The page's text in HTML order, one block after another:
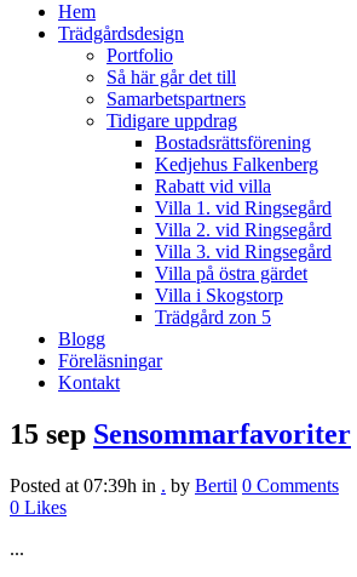
Hem
Trädgårdsdesign
Portfolio
Så här går det till
Samarbetspartners
Tidigare uppdrag
Bostadsrättsförening
Kedjehus Falkenberg
Rabatt vid villa
Villa 1. vid Ringsegård
Villa 2. vid Ringsegård
Villa 3. vid Ringsegård
Villa på östra gärdet
Villa i Skogstorp
Trädgård zon 5
Blogg
Föreläsningar
Kontakt
15 sep Sensommarfavoriter
Posted at 07:39h in . by Bertil 0 Comments
0 Likes
...